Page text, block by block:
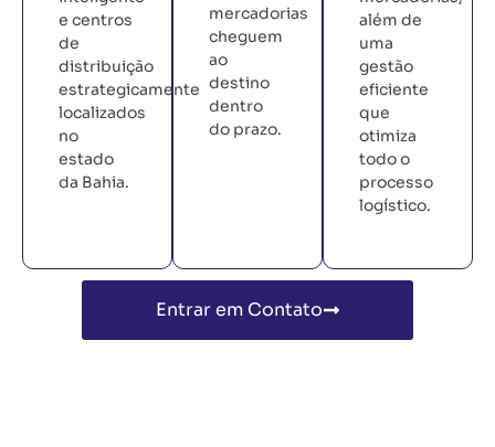
e centros
de
distribuição
estrategicamente
localizados
no
estado
da Bahia.
mercadorias
cheguem
ao
destino
dentro
do prazo.
além de
uma
gestão
eficiente
que
otimiza
todo o
processo
logístico.
Entrar em Contato